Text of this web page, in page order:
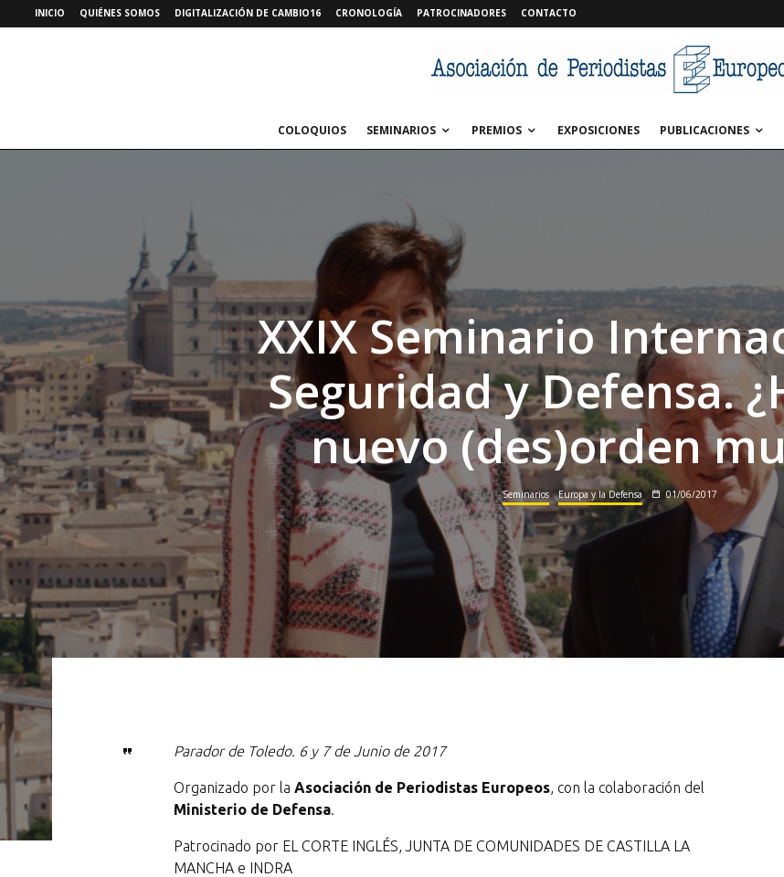
INICIO QUIÉNES SOMOS DIGITALIZACIÓN DE CAMBIO16 CRONOLOGÍA PATROCINADORES CONTACTO
COLOQUIOS SEMINARIOS PREMIOS EXPOSICIONES PUBLICACIONES
XXIX Seminario
Seguridad y Defensa.
nuevo (des)orden
Seminarios Europa y la Defensa 01/06/2017
Parador de Toledo. 6 y 7 de Junio de 2017
Organizado por la Asociación de Periodistas Europeos, con la colaboración del
Ministerio de Defensa.
Patrocinado por EL CORTE INGLÉS, JUNTA DE COMUNIDADES DE CASTILLA LA
MANCHA e INDRA